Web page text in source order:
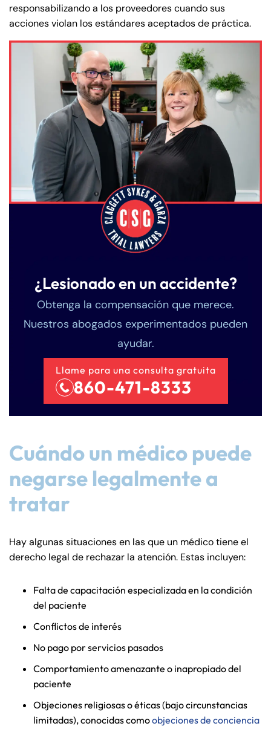
responsabilizando a los proveedores cuando sus
acciones violan los estándares aceptados de práctica.
¿Lesionado en un accidente?
Obtenga la compensación que merece.
Nuestros abogados experimentados pueden
ayudar.
Llame para una consulta gratuita
860-471-8333
Cuándo un médico puede
negarse legalmente a
tratar
Hay algunas situaciones en las que un médico tiene el
derecho legal de rechazar la atención. Estas incluyen:
Falta de capacitación especializada en la condición
del paciente
Conflictos de interés
No pago por servicios pasados
Comportamiento amenazante o inapropiado del
paciente
Objeciones religiosas o éticas (bajo circunstancias
limitadas), conocidas comoobjeciones de conciencia